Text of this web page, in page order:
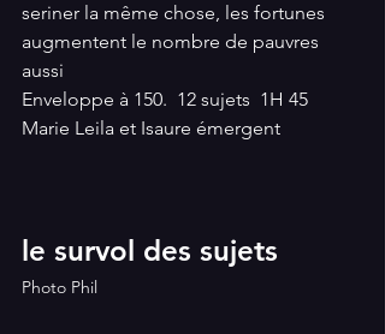
seriner la même chose, les fortunes
augmentent le nombre de pauvres
aussi
Enveloppe à 150.  12 sujets  1H 45
Marie Leila et Isaure émergent
le survol des sujets
Photo Phil